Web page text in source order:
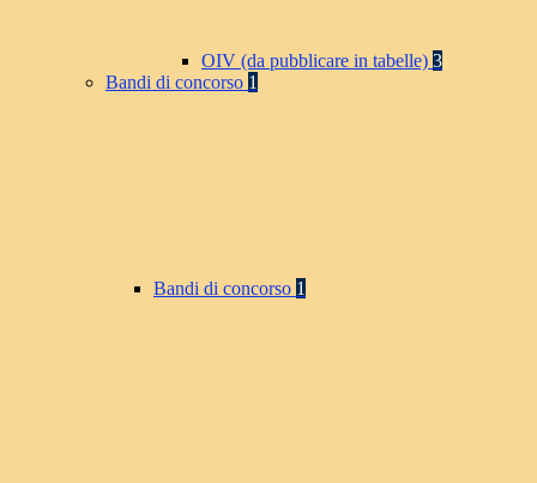
OIV (da pubblicare in tabelle) 3
Bandi di concorso 1
Bandi di concorso 1